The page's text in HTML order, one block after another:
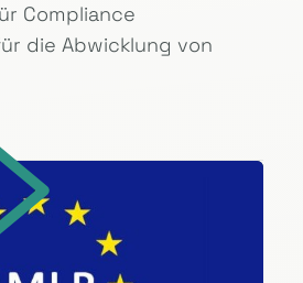
Compliance
die Abwicklung von